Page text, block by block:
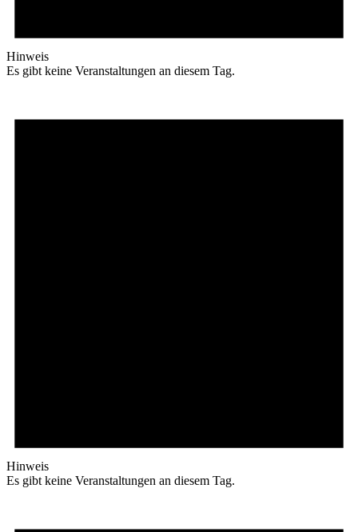
Hinweis
Es gibt keine Veranstaltungen an diesem Tag.
Hinweis
Es gibt keine Veranstaltungen an diesem Tag.